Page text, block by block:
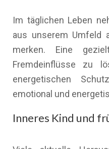
Im täglichen Leben
aus unserem Umfeld
merken. Eine
Fremdeinflüsse zu
energetischen
emotional und
Inneres Kind und